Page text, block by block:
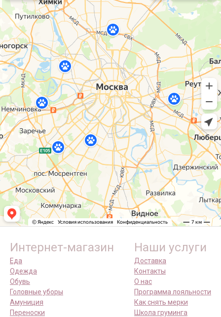
Интернет-магазин
Еда
Одежда
Обувь
Головные уборы
Амуниция
Переноски
Наши услуги
Доставка
Контакты
О нас
Программа лояльности
Как снять мерки
Школа груминга